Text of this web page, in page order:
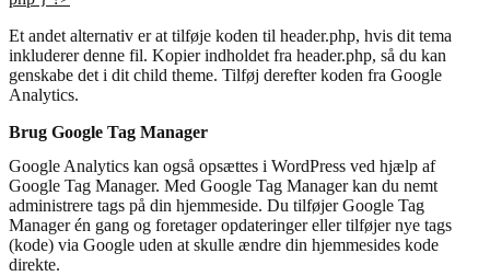
Et andet alternativ er at tilføje koden til header.php, hvis dit tema
inkluderer denne fil. Kopier indholdet fra header.php, så du kan
genskabe det i dit child theme. Tilføj derefter koden fra Google
Analytics.
Brug Google Tag Manager
Google Analytics kan også opsættes i WordPress ved hjælp af
Google Tag Manager. Med Google Tag Manager kan du nemt
administrere tags på din hjemmeside. Du tilføjer Google Tag
Manager én gang og foretager opdateringer eller tilføjer nye tags
(kode) via Google uden at skulle ændre din hjemmesides kode
direkte.